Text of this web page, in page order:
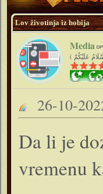
Lov životinja iz hobija
Media
26-10-
Da li je
vremenu